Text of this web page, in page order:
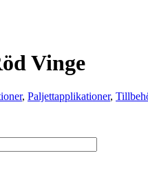
Vinge
, Paljettapplikationer,